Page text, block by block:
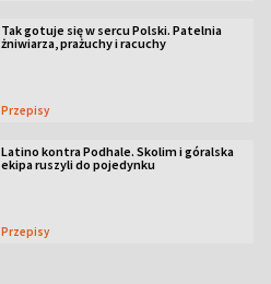
Tak gotuje się w sercu Polski. Patelnia
żniwiarza, prażuchy i racuchy
Przepisy
Latino kontra Podhale. Skolim i góralska
ekipa ruszyli do pojedynku
Przepisy